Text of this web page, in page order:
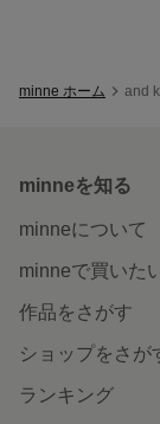
minne ホーム and
minneを知る
minneについて
minneで買いた
作品をさがす
ショップをさが
ランキング